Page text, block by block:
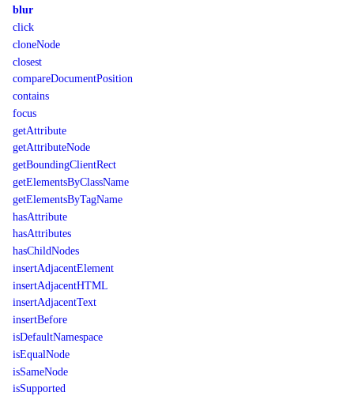
blur
click
cloneNode
closest
compareDocumentPosition
contains
focus
getAttribute
getAttributeNode
getBoundingClientRect
getElementsByClassName
getElementsByTagName
hasAttribute
hasAttributes
hasChildNodes
insertAdjacentElement
insertAdjacentHTML
insertAdjacentText
insertBefore
isDefaultNamespace
isEqualNode
isSameNode
isSupported